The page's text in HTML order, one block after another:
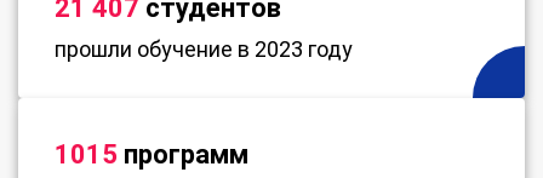
21 407 студентов
прошли обучение в 2023 году
1015 программ